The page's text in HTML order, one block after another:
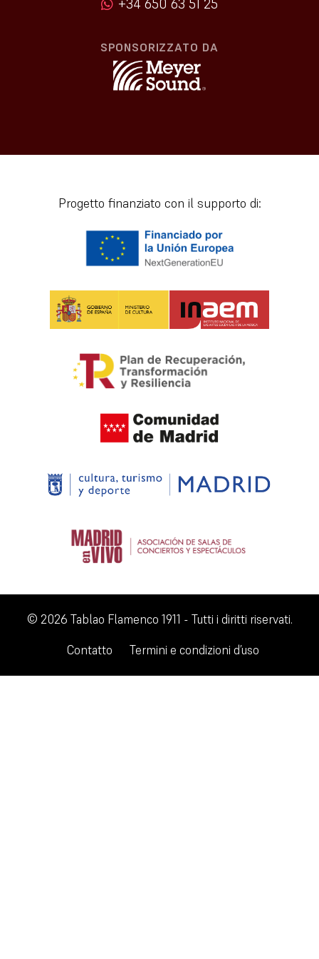
+34 650 63 51 25
SPONSORIZZATO DA
Progetto finanziato con il supporto di:
© 2026 Tablao Flamenco 1911 - Tutti i diritti riservati.
Contatto
Termini e condizioni d’uso